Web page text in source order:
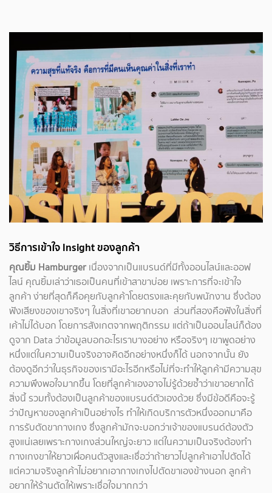
วิธีการเข้าใจ Insight ของลูกค้า
คุณยิ้ม Hamburger เนื่องจากเป็นแบรนด์ที่มีทั้งออนไลน์และออฟ
ไลน์ คุณยิ้มเล่าว่าเธอเป็นคนที่เข้าสาขาบ่อย เพราะการที่จะเข้าใจ
ลูกค้า ง่ายที่สุดก็คือคุยกับลูกค้าโดยตรงและคุยกับพนักงาน ซึ่งต้อง
ฟังเสียงของเขาจริงๆ ในสิ่งที่เขาอยากบอก ส่วนที่สองคือฟังในสิ่งที่
เค้าไม่ได้บอก โดยการสังเกตจากพฤติกรรม แต่ถ้าเป็นออนไลน์ก็ต้อง
ดูจาก Data ว่าข้อมูลบอกอะไรเราบางอย่าง หรือจริงๆ เขาพูดอย่าง
หนึ่งแต่ในความเป็นจริงอาจคิดอีกอย่างหนึ่งก็ได้ นอกจากนั้น ยัง
ต้องดูอีกว่าในธุรกิจของเรามีอะไรอีกหรือไม่ที่จะทำให้ลูกค้ามีความสุข
ความพึงพอใจมากขึ้น โดยที่ลูกค้าเองอาจไม่รู้ด้วยซ้ำว่าเขาอยากได้
สิ่งนี้ รวมทั้งต้องเป็นลูกค้าของแบรนด์ตัวเองด้วย ซึ่งมีข้อดีคือจะรู้
ว่าปัญหาของลูกค้าเป็นอย่างไร ทำให้เกิดบริการตัวหนึ่งออกมาคือ
การรับตัดขากางเกง ซึ่งลูกค้ามักจะบอกว่าเจ้าของแบรนด์ต้องตัว
สูงแน่เลยเพราะกางเกงส่วนใหญ่จะยาว แต่ในความเป็นจริงต้องทำ
กางเกงขาให้ยาวเผื่อคนตัวสูงและเชื่อว่าถ้ายาวไปลูกค้าเอาไปตัดได้
แต่ความจริงลูกค้าไม่อยากเอากางเกงไปตัดขาเองข้างนอก ลูกค้า
อยากให้ร้านตัดให้เพราะเชื่อใจมากกว่า